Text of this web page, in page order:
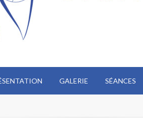
GALERIE SÉANCES